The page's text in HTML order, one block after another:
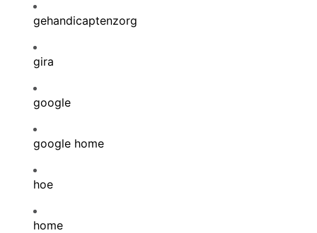
gehandicaptenzorg
gira
google
google home
hoe
home